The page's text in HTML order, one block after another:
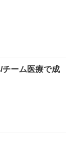
チーム医療で成